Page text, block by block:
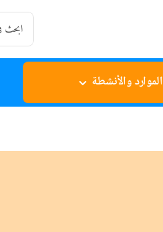
Search
for:
الموارد والأنشطة